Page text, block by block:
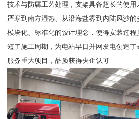
技术与防腐工艺处理，支架具备超长的使
严寒到南方湿热、从沿海盐雾到内陆风沙的
模块化、标准化的设计理念，使得安装过
短了施工周期，为电站早日并网发电创造了
服务重大项目，品质获得央企认可